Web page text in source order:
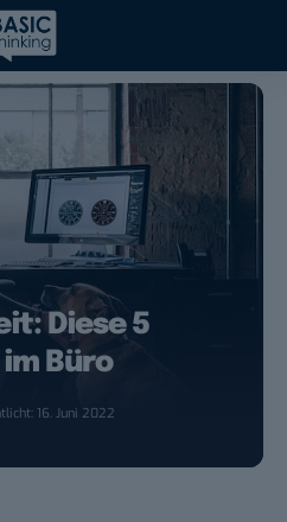
Diese 5
Büro
16. Juni 2022